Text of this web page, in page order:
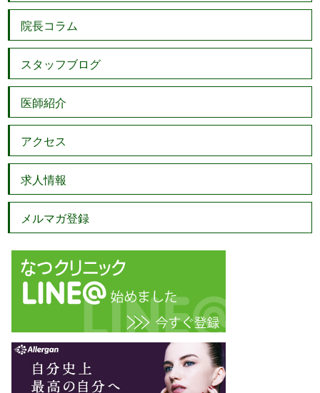
院長コラム
スタッフブログ
医師紹介
アクセス
求人情報
メルマガ登録